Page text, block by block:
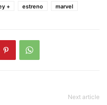
+ estreno marvel
Next article